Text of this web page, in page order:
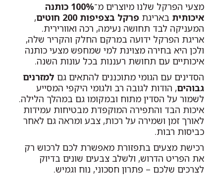
מצעי הפרקל שלנו מיוצרים מ־
100% כותנה
איכותית באריגת פרקל בצפיפות 200 חוטים
,
המעניקה לבד תחושה נעימה, רכה ואוורירית.
אריגת הפרקל ידועה במרקם החלק והקריר שלה,
ולכן היא בחירה מצוינת למי שמחפש מצעי כותנה
איכותיים עם תחושת רעננות בכל עונות השנה.
הסדינים עם הגומי מתוכננים להתאים גם למזרנים
גבוהים, הודות לגובה רב ולגומי היקפי המסייע
לשמור על הסדין מתוח ובמקומו גם במהלך הלילה.
איכות הבד והתפירה המוקפדת מבטיחות עמידות
לאורך זמן ושמירה על רכות, צבע ומראה גם לאחר
כביסות רבות.
רכישת מצעים בתפזורת מאפשרת לכם לרכוש רק
את הפריט הדרוש, ולשלב צבעים שונים בדיוק
לצרכים שלכם – פתרון חסכוני, נוח וגמיש.